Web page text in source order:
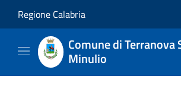
Regione Calabria
Comune di Terranova
Minulio